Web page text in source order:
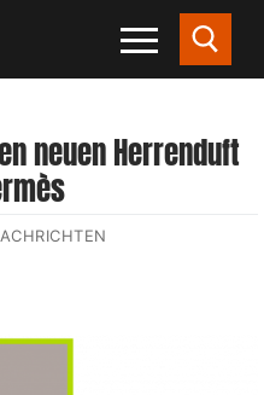
neuen Herrenduft